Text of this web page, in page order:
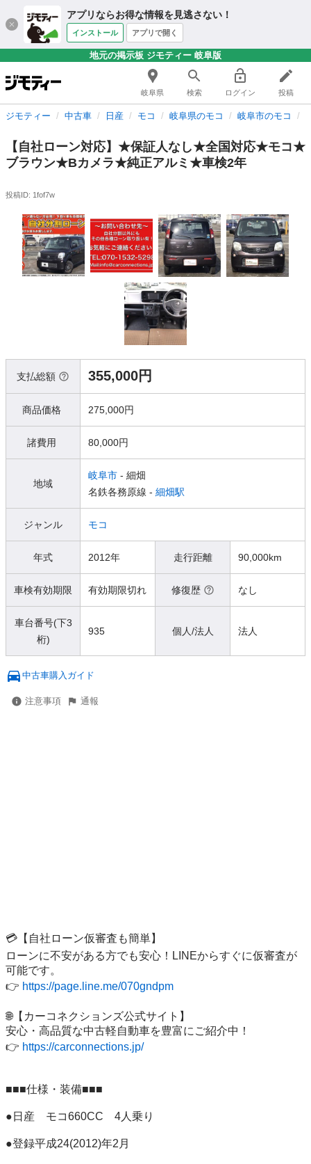
アプリならお得な情報を見逃さない！
インストール アプリで開く
地元の掲示板 ジモティー 岐阜版
岐阜県 検索 ログイン 投稿
ジモティー 中古車 日産 モコ 岐阜県のモコ 岐阜市のモコ
【自社ローン対応】★保証人なし★全国対応★モコ★
ブラウン★Bカメラ★純正アルミ★車検2年
投稿ID: 1fof7w
支払総額 355,000円
商品価格 275,000円
諸費用 80,000円
地域
岐阜市 - 細畑
名鉄各務原線 - 細畑駅
ジャンル モコ
年式 2012年 走行距離 90,000km
車検有効期限 有効期限切れ 修復歴 なし
車台番号(下3
桁)
935 個人/法人 法人
中古車購入ガイド
注意事項 通報
💳【自社ローン仮審査も簡単】
ローンに不安がある方でも安心！LINEからすぐに仮審査が
可能です。
👉 https://page.line.me/070gndpm
🌐【カーコネクションズ公式サイト】
安心・高品質な中古軽自動車を豊富にご紹介中！
👉 https://carconnections.jp/
■■■仕様・装備■■■
●日産　モコ660CC　4人乗り
●登録平成24(2012)年2月